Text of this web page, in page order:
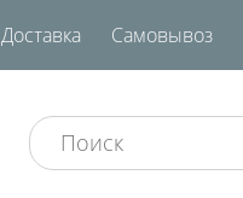
Доставка Самовывоз